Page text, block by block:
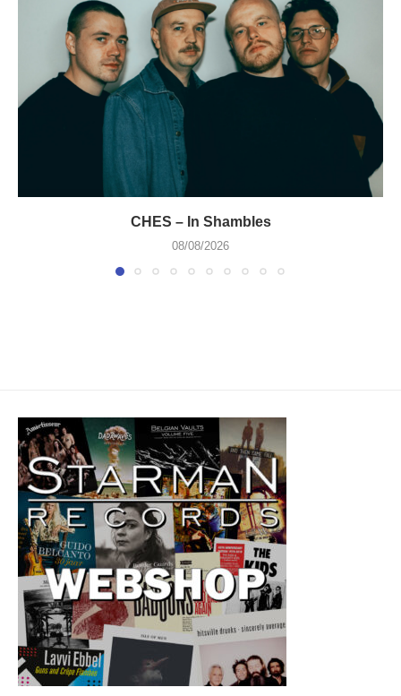
CHES – In Shambles
08/08/2026